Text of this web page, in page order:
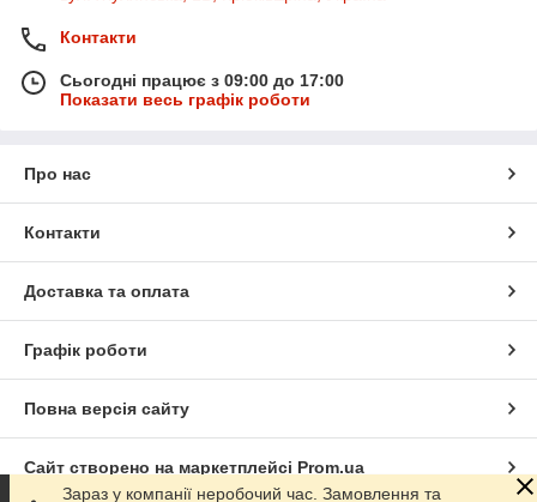
Контакти
Сьогодні працює з 09:00 до 17:00
Показати весь графік роботи
Про нас
Контакти
Доставка та оплата
Графік роботи
Повна версія сайту
Сайт створено на маркетплейсі Prom.ua
Зараз у компанії неробочий час. Замовлення та